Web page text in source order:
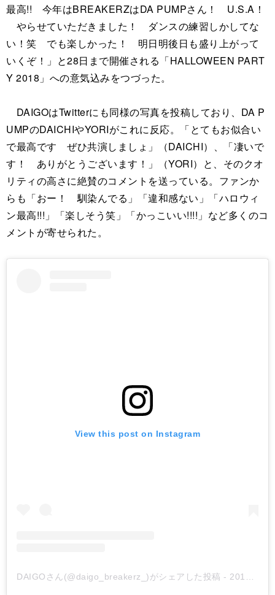
最高!! 今年はBREAKERZはDA PUMPさん！ U.S.A！
やらせていただきました！ ダンスの練習しかしてな
い！笑 でも楽しかった！ 明日明後日も盛り上がって
いくぞ！」と28日まで開催される「HALLOWEEN PART
Y 2018」への意気込みをつづった。
DAIGOはTwitterにも同様の写真を投稿しており、DA P
UMPのDAICHIやYORIがこれに反応。「とてもお似合い
で最高です ぜひ共演しましょ」（DAICHI）、「凄いで
す！ ありがとうございます！」（YORI）と、そのクオ
リティの高さに絶賛のコメントを送っている。ファンか
らも「おー！ 馴染んでる」「違和感ない」「ハロウィ
ン最高!!!」「楽しそう笑」「かっこいい!!!!」など多くのコ
メントが寄せられた。
View this post on Instagram
DAIGOさん(@daigo_breakerz_)がシェアした投稿 - 2018年10月月26日午前6時39分PDT